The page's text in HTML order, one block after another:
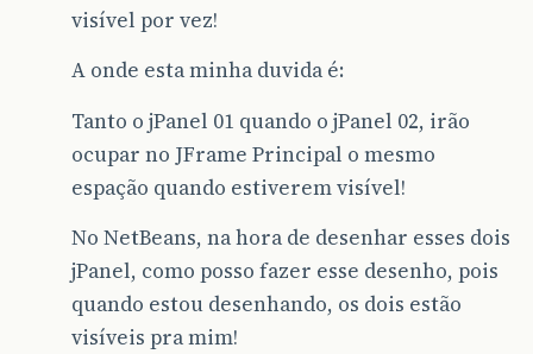
visível por vez!
A onde esta minha duvida é:
Tanto o jPanel 01 quando o jPanel 02, irão
ocupar no JFrame Principal o mesmo
espação quando estiverem visível!
No NetBeans, na hora de desenhar esses dois
jPanel, como posso fazer esse desenho, pois
quando estou desenhando, os dois estão
visíveis pra mim!